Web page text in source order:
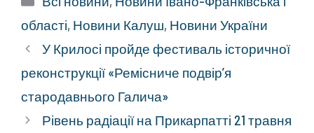
області, Новини Калуш, Новини України
У Крилосі пройде фестиваль історичної
реконструкції «Ремісниче подвір’я
стародавнього Галича»
Рівень радіації на Прикарпатті 21 травня